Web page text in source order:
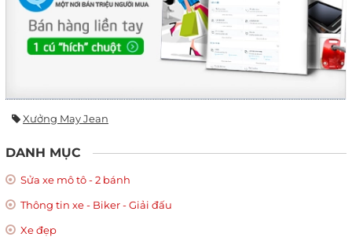
Xưởng May Jean
DANH MỤC
Sửa xe mô tô - 2 bánh
Thông tin xe - Biker - Giải đấu
Xe đẹp